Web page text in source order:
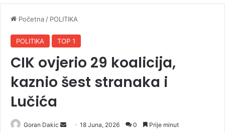
Početna / POLITIKA
POLITIKA TOP 1
CIK ovjerio 29 koalicija,
kaznio šest stranaka i
Lučića
Goran Dakic 18 Juna, 2026 0 Prije minut